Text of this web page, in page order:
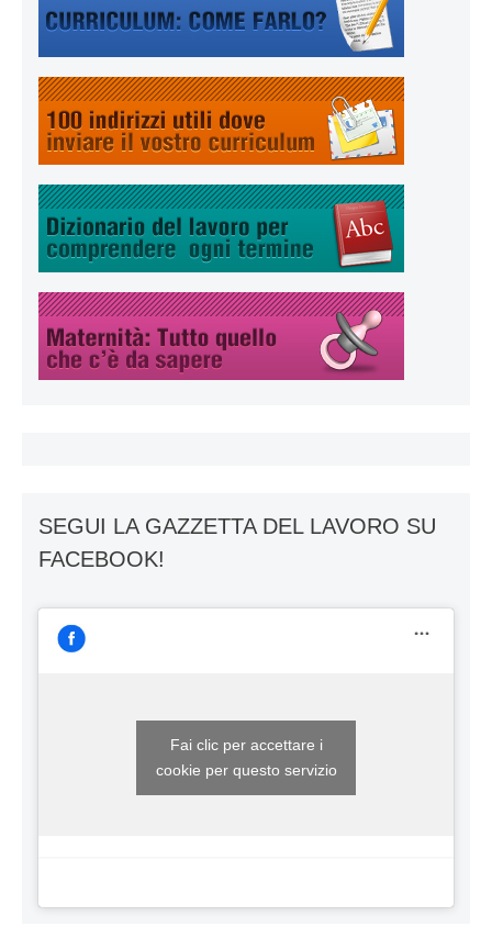
SEGUI LA GAZZETTA DEL LAVORO SU
FACEBOOK!
Fai clic per accettare i
cookie per questo servizio